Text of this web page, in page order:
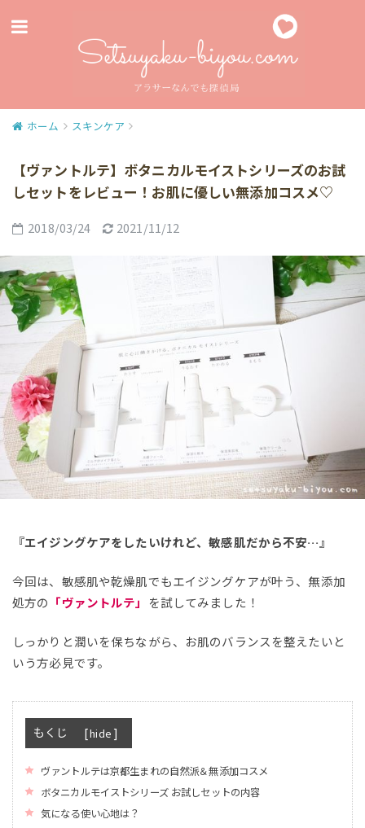
ホーム スキンケア
【ヴァントルテ】ボタニカルモイストシリーズのお試
しセットをレビュー！お肌に優しい無添加コスメ♡
2018/03/24 2021/11/12
『エイジングケアをしたいけれど、敏感肌だから不安…』
今回は、敏感肌や乾燥肌でもエイジングケアが叶う、無添加
処方の 「ヴァントルテ」 を試してみました！
しっかりと潤いを保ちながら、お肌のバランスを整えたいと
いう方必見です。
もくじ [hide ]
ヴァントルテは京都生まれの自然派＆無添加コスメ
ボタニカルモイストシリーズ お試しセットの内容
気になる使い心地は？